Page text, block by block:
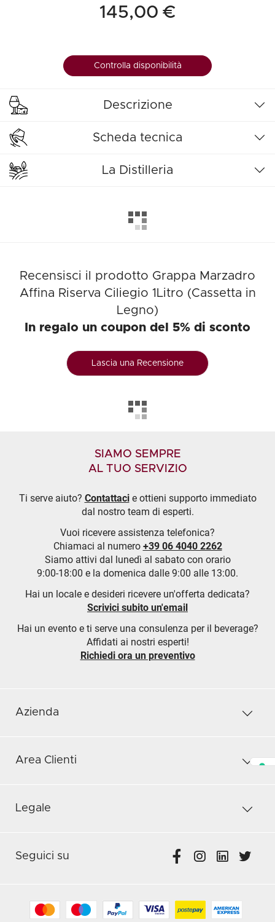
145,00 €
Controlla disponibilità
Descrizione
Scheda tecnica
La Distilleria
Recensisci il prodotto Grappa Marzadro
Affina Riserva Ciliegio 1Litro (Cassetta in
Legno)
In regalo un coupon del 5% di sconto
Lascia una Recensione
SIAMO SEMPRE
AL TUO SERVIZIO
Ti serve aiuto? Contattacie ottieni supporto immediato
dal nostro team di esperti.
Vuoi ricevere assistenza telefonica?
Chiamaci al numero +39 06 4040 2262
Siamo attivi dal lunedì al sabato con orario
9:00-18:00 e la domenica dalle 9:00 alle 13:00.
Hai un locale e desideri ricevere un'offerta dedicata?
Scrivici subito un'email
Hai un evento e ti serve una consulenza per il beverage?
Affidati ai nostri esperti!
Richiedi ora un preventivo
Azienda
Area Clienti
Legale
Seguici su